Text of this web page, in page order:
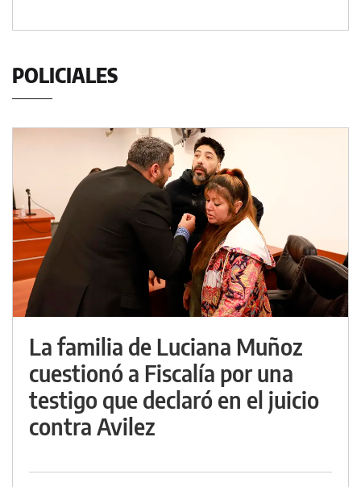
POLICIALES
La familia de Luciana Muñoz
cuestionó a Fiscalía por una
testigo que declaró en el juicio
contra Avilez